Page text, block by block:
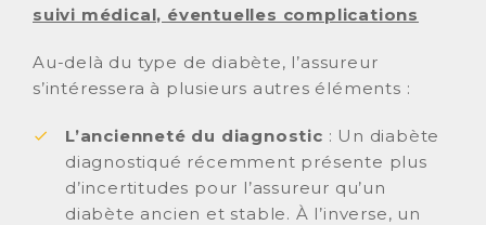
suivi médical, éventuelles complications
Au-delà du type de diabète, l’assureur
s’intéressera à plusieurs autres éléments :
L’ancienneté du diagnostic : Un diabète
diagnostiqué récemment présente plus
d’incertitudes pour l’assureur qu’un
diabète ancien et stable. À l’inverse, un